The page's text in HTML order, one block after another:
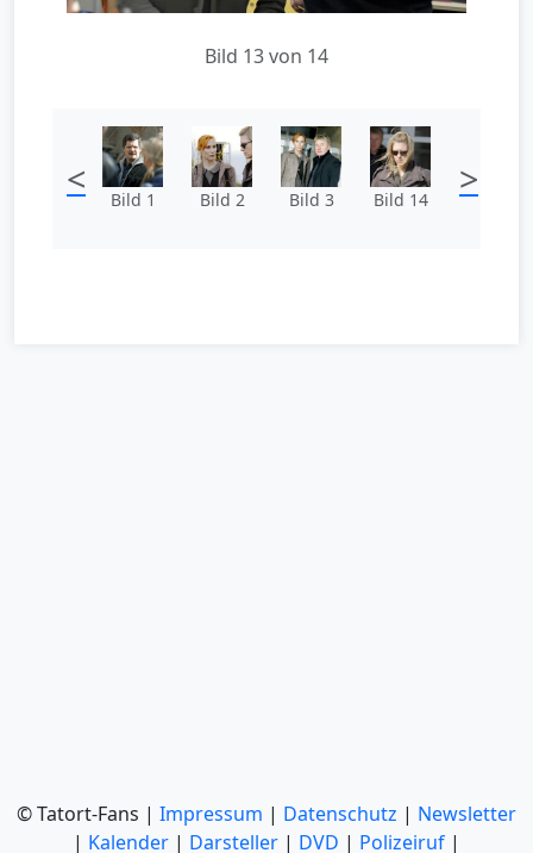
Bild 13 von 14
< Bild 1 Bild 2 Bild 3 Bild 14 >
© Tatort-Fans | Impressum | Datenschutz | Newsletter
| Kalender | Darsteller | DVD | Polizeiruf |